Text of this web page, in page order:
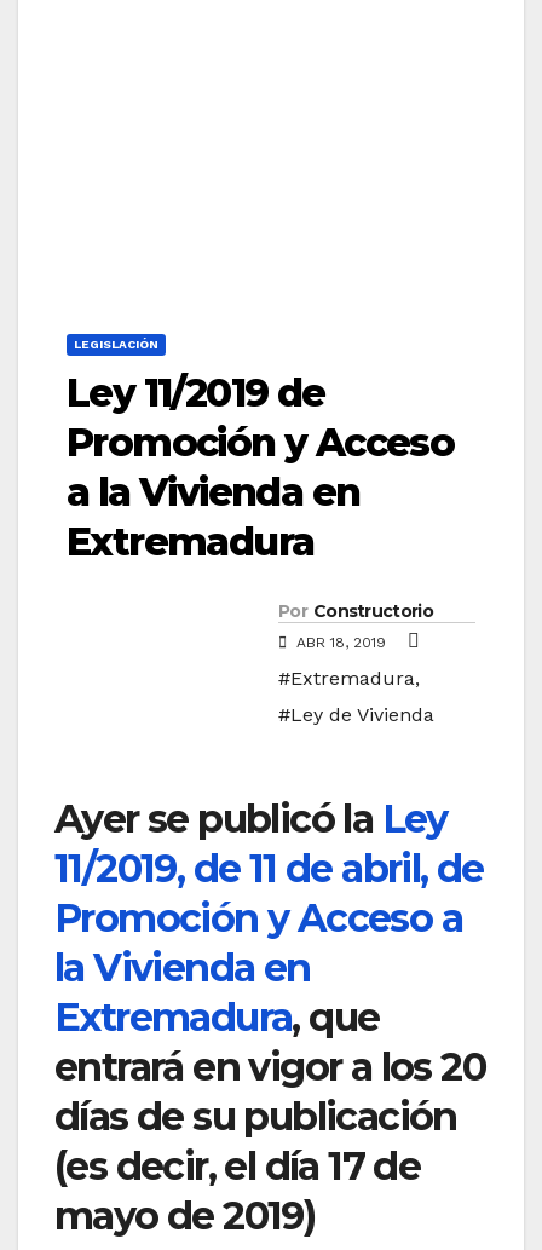
LEGISLACIÓN
Ley 11/2019 de
Promoción y Acceso
a la Vivienda en
Extremadura
Por Constructorio
ABR 18, 2019
#Extremadura,
#Ley de Vivienda
Ayer se publicó la Ley
11/2019, de 11 de abril, de
Promoción y Acceso a
la Vivienda en
Extremadura, que
entrará en vigor a los 20
días de su publicación
(es decir, el día 17 de
mayo de 2019)